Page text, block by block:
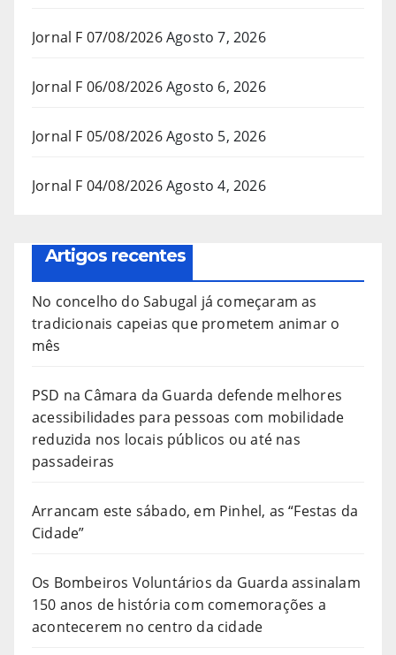
Jornal F 07/08/2026Agosto 7, 2026
Jornal F 06/08/2026Agosto 6, 2026
Jornal F 05/08/2026Agosto 5, 2026
Jornal F 04/08/2026Agosto 4, 2026
Artigos recentes
No concelho do Sabugal já começaram as
tradicionais capeias que prometem animar o
mês
PSD na Câmara da Guarda defende melhores
acessibilidades para pessoas com mobilidade
reduzida nos locais públicos ou até nas
passadeiras
Arrancam este sábado, em Pinhel, as “Festas da
Cidade”
Os Bombeiros Voluntários da Guarda assinalam
150 anos de história com comemorações a
acontecerem no centro da cidade